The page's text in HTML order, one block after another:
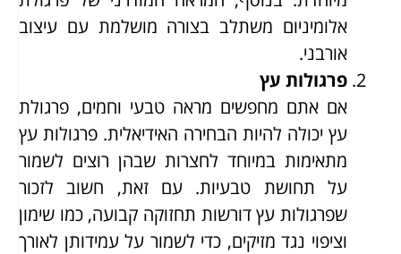
אלומיניום משתלב בצורה מושלמת עם עיצוב
אורבני.
פרגולות עץ
אם אתם מחפשים מראה טבעי וחמים, פרגולת
עץ יכולה להיות הבחירה האידיאלית. פרגולות עץ
מתאימות במיוחד לחצרות שבהן רוצים לשמור
על תחושת טבעיות. עם זאת, חשוב לזכור
שפרגולות עץ דורשות תחזוקה קבועה, כמו שימון
וציפוי נגד מזיקים, כדי לשמור על עמידותן לאורך